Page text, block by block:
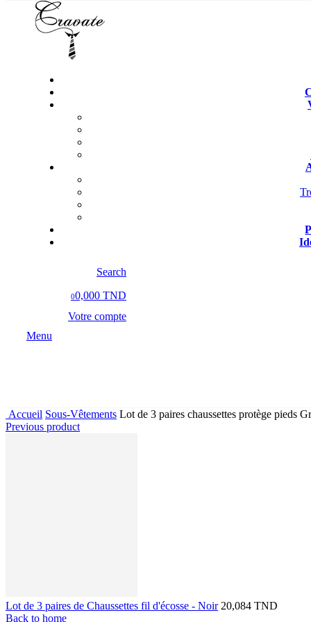
Search
00,000 TND
Votre compte
Menu
Accueil Sous-Vêtements Lot de 3 paires chaussettes protège pieds
Previous product
Lot de 3 paires de Chaussettes fil d'écosse - Noir 20,084 TND
Back to home